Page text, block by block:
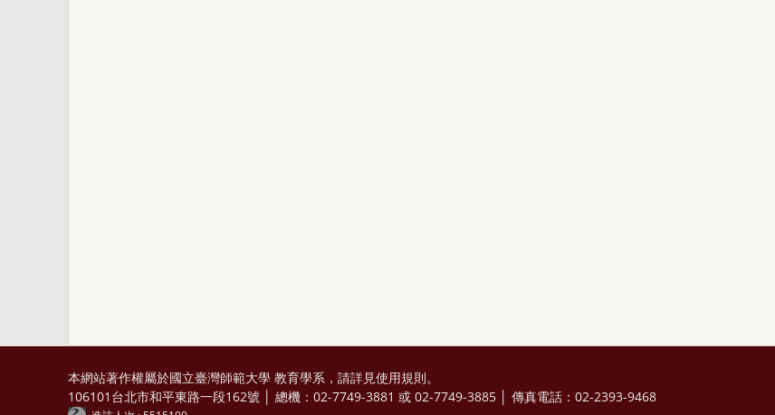
本網站著作權屬於國立臺灣師範大學 教育學系，請詳見使用規則。
106101台北市和平東路一段162號 │ 總機：02-7749-3881 或 02-7749-3885 │ 傳真電話：02-2393-9468